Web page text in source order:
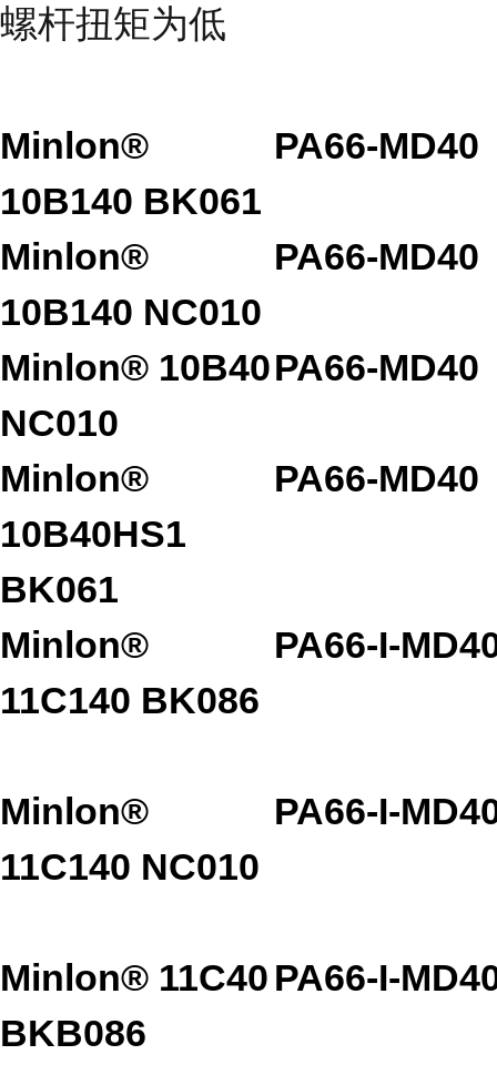
螺杆扭矩为低
Minlon®
10B140 BK061
PA66-MD40
Minlon®
10B140 NC010
PA66-MD40
Minlon® 10B40
NC010
PA66-MD40
Minlon®
10B40HS1
BK061
PA66-MD40
Minlon®
11C140 BK086
PA66-I-
Minlon®
11C140 NC010
PA66-I-
Minlon® 11C40
BKB086
PA66-I-